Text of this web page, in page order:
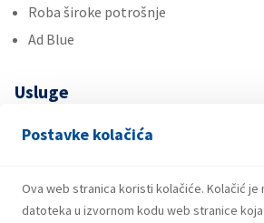
Postavke kolačića
Ova web stranica koristi kolačiće. Kolačić je
datoteka u izvornom kodu web stranice
Roba široke potrošnje
Ad Blue
Usluge
Fresh Corner